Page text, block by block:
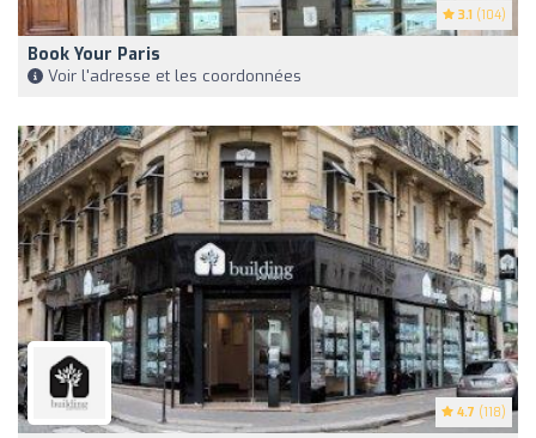
3.1 (104)
Book Your Paris
Voir l'adresse et les coordonnées
4.7 (118)